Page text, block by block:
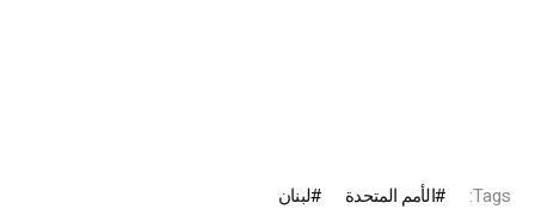
Tags: الأمم المتحدة لبنان